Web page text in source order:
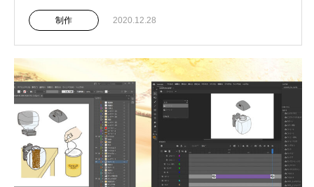
制作 2020.12.28